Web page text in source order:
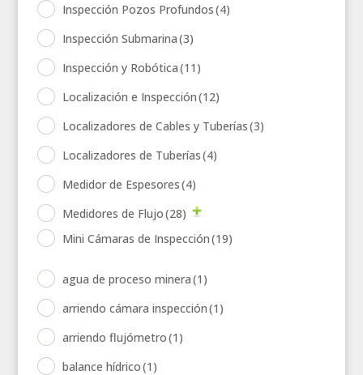
Inspección Pozos Profundos(4)
Inspección Submarina(3)
Inspección y Robótica(11)
Localización e Inspección(12)
Localizadores de Cables y Tuberías(3)
Localizadores de Tuberías(4)
Medidor de Espesores(4)
Medidores de Flujo(28)
Mini Cámaras de Inspección(19)
agua de proceso minera(1)
arriendo cámara inspección(1)
arriendo flujómetro(1)
balance hídrico(1)